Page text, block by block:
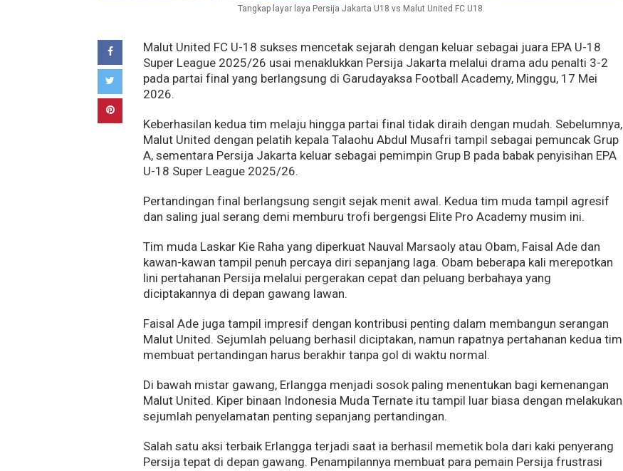
Tangkap layar laya Persija Jakarta U18 vs Malut United FC U18.
Malut United FC U-18 sukses mencetak sejarah dengan keluar sebagai juara EPA U-18
Super League 2025/26 usai menaklukkan Persija Jakarta melalui drama adu penalti 3-2
pada partai final yang berlangsung di Garudayaksa Football Academy, Minggu, 17 Mei
2026.
Keberhasilan kedua tim melaju hingga partai final tidak diraih dengan mudah. Sebelumnya,
Malut United dengan pelatih kepala Talaohu Abdul Musafri tampil sebagai pemuncak Grup
A, sementara Persija Jakarta keluar sebagai pemimpin Grup B pada babak penyisihan EPA
U-18 Super League 2025/26.
Pertandingan final berlangsung sengit sejak menit awal. Kedua tim muda tampil agresif
dan saling jual serang demi memburu trofi bergengsi Elite Pro Academy musim ini.
Tim muda Laskar Kie Raha yang diperkuat Nauval Marsaoly atau Obam, Faisal Ade dan
kawan-kawan tampil penuh percaya diri sepanjang laga. Obam beberapa kali merepotkan
lini pertahanan Persija melalui pergerakan cepat dan peluang berbahaya yang
diciptakannya di depan gawang lawan.
Faisal Ade juga tampil impresif dengan kontribusi penting dalam membangun serangan
Malut United. Sejumlah peluang berhasil diciptakan, namun rapatnya pertahanan kedua tim
membuat pertandingan harus berakhir tanpa gol di waktu normal.
Di bawah mistar gawang, Erlangga menjadi sosok paling menentukan bagi kemenangan
Malut United. Kiper binaan Indonesia Muda Ternate itu tampil luar biasa dengan melakukan
sejumlah penyelamatan penting sepanjang pertandingan.
Salah satu aksi terbaik Erlangga terjadi saat ia berhasil memetik bola dari kaki penyerang
Persija tepat di depan gawang. Penampilannya membuat para pemain Persija frustrasi